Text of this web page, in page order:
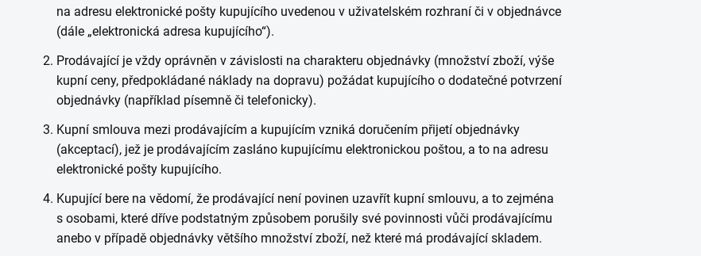
na adresu elektronické pošty kupujícího uvedenou v uživatelském rozhraní či v objednávce
(dále „elektronická adresa kupujícího“).
Prodávající je vždy oprávněn v závislosti na charakteru objednávky (množství zboží, výše
kupní ceny, předpokládané náklady na dopravu) požádat kupujícího o dodatečné potvrzení
objednávky (například písemně či telefonicky).
Kupní smlouva mezi prodávajícím a kupujícím vzniká doručením přijetí objednávky
(akceptací), jež je prodávajícím zasláno kupujícímu elektronickou poštou, a to na adresu
elektronické pošty kupujícího.
Kupující bere na vědomí, že prodávající není povinen uzavřít kupní smlouvu, a to zejména
s osobami, které dříve podstatným způsobem porušily své povinnosti vůči prodávajícímu
anebo v případě objednávky většího množství zboží, než které má prodávající skladem.